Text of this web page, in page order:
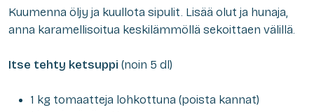
Kuumenna öljy ja kuullota sipulit. Lisää olut ja hunaja,
anna karamellisoitua keskilämmöllä sekoittaen välillä.
Itse tehty ketsuppi (noin 5 dl)
1 kg tomaatteja lohkottuna (poista kannat)